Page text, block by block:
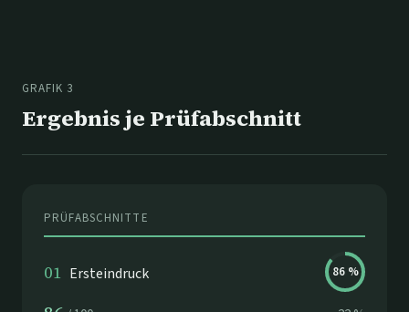
GRAFIK 3
Ergebnis je Prüfabschnitt
PRÜFABSCHNITTE
01 Ersteindruck 86%